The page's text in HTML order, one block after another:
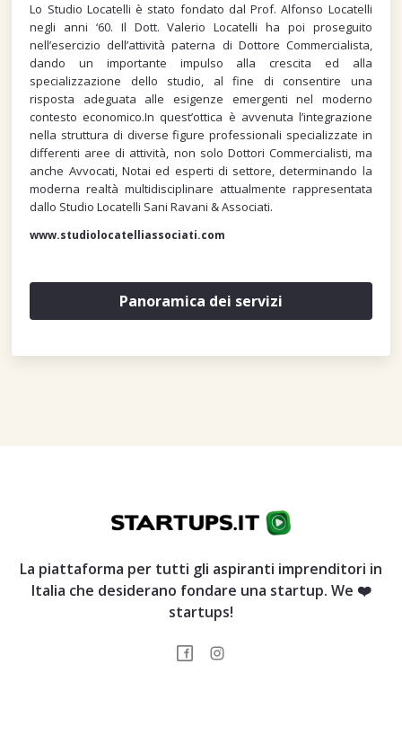
Lo Studio Locatelli è stato fondato dal Prof. Alfonso Locatelli
negli anni ‘60. Il Dott. Valerio Locatelli ha poi proseguito
nell’esercizio dell’attività paterna di Dottore Commercialista,
dando un importante impulso alla crescita ed alla
specializzazione dello studio, al fine di consentire una
risposta adeguata alle esigenze emergenti nel moderno
contesto economico.In quest’ottica è avvenuta l’integrazione
nella struttura di diverse figure professionali specializzate in
differenti aree di attività, non solo Dottori Commercialisti, ma
anche Avvocati, Notai ed esperti di settore, determinando la
moderna realtà multidisciplinare attualmente rappresentata
dallo Studio Locatelli Sani Ravani & Associati.
www.studiolocatelliassociati.com
Panoramica dei servizi
La piattaforma per tutti gli aspiranti imprenditori in
Italia che desiderano fondare una startup. We ❤️
startups!